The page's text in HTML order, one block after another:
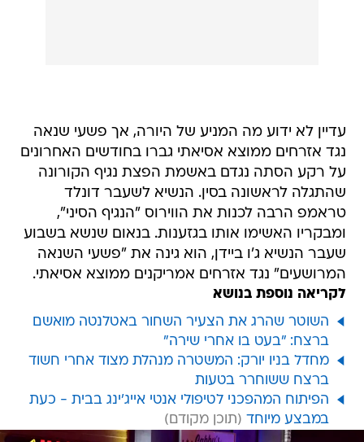
עדיין לא ידוע מה המניע של היורה, אך פשעי שנאה
נגד אזרחים ממוצא אסיאתי גברו בחודשים האחרונים
על רקע הסתה נגדם באשמת הפצת נגיף הקורונה
שהתגלה לראשונה בסין. הנשיא לשעבר דונלד
טראמפ הרבה לכנות את הווירוס "הנגיף הסיני",
ומבקריו האשימו אותו בגזענות. בנאום שנשא בשבוע
שעבר הנשיא ג'ו ביידן, הוא גינה את "פשעי השנאה
המרושעים" נגד אזרחים אמריקנים ממוצא אסיאתי.
לקריאה נוספת בנושא
השוטר שהרג את הצעיר השחור באטלנטה מואשם
ברצח: "בעט בו אחרי שירה"
מחדל בניו יורק: המשטרה מנהלת מצוד אחרי חשוד
ברצח ששוחרר בטעות
הפיתוח המהפכני לטיפולי אנטי אייג'ינג בבית - כעת
במבצע מיוחד